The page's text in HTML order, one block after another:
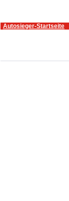
Autosieger-Startseite